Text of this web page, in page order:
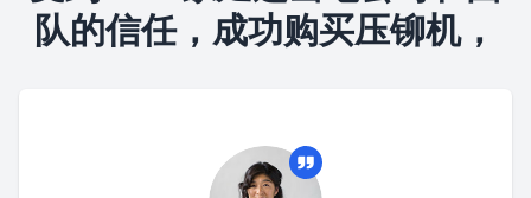
队的信任，成功购买压铆机，